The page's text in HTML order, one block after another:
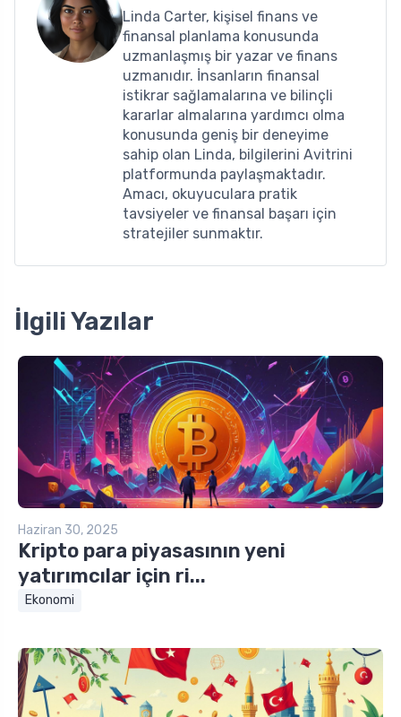
Linda Carter, kişisel finans ve
finansal planlama konusunda
uzmanlaşmış bir yazar ve finans
uzmanıdır. İnsanların finansal
istikrar sağlamalarına ve bilinçli
kararlar almalarına yardımcı olma
konusunda geniş bir deneyime
sahip olan Linda, bilgilerini Avitrini
platformunda paylaşmaktadır.
Amacı, okuyuculara pratik
tavsiyeler ve finansal başarı için
stratejiler sunmaktır.
İlgili Yazılar
Haziran 30, 2025
Kripto para piyasasının yeni
yatırımcılar için ri...
Ekonomi